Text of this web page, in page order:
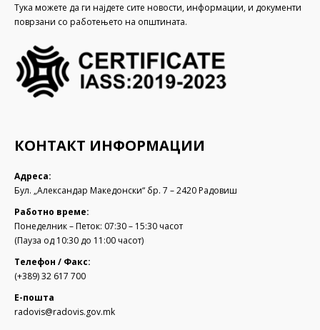
Тука можете да ги најдете сите новости, информации, и документи
поврзани со работењето на општината.
КОНТАКТ ИНФОРМАЦИИ
Адреса:
Бул. „Александар Македонски“ бр. 7 – 2420 Радовиш
Работно време:
Понеделник – Петок: 07:30 – 15:30 часот
(Пауза од 10:30 до 11:00 часот)
Телефон / Факс:
(+389) 32 617 700
Е-пошта
radovis@radovis.gov.mk